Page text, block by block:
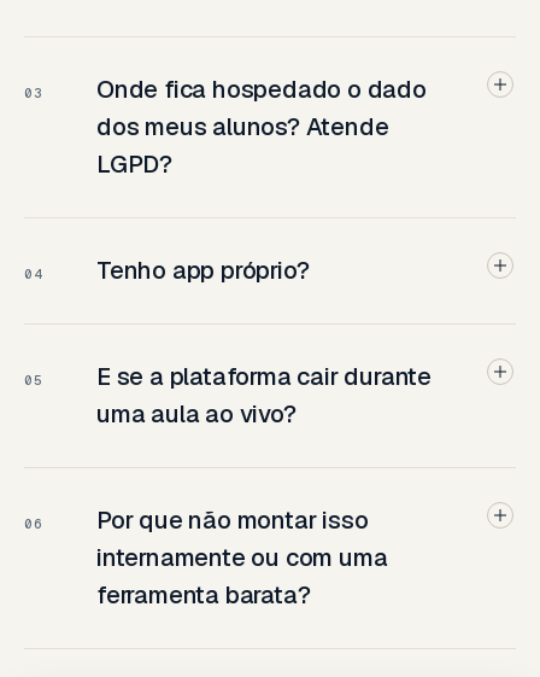
03
Onde fica hospedado o dado
dos meus alunos? Atende
LGPD?
04 Tenho app próprio?
05
E se a plataforma cair durante
uma aula ao vivo?
06
Por que não montar isso
internamente ou com uma
ferramenta barata?